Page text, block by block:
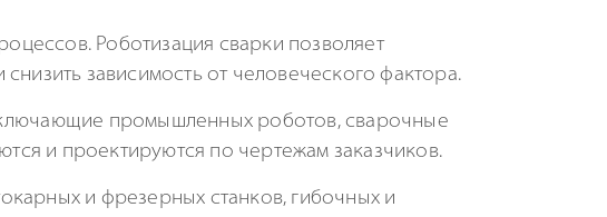
Роботизация сварки позволяет
зависимость от человеческого фактора.
промышленных роботов, сварочные
и проектируются по чертежам заказчиков.
и фрезерных станков, гибочных и